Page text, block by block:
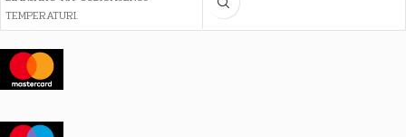
TEMPERATURI.
praha.
duljine.